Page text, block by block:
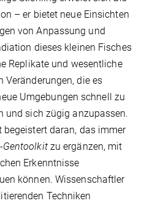
– er bietet neue Einsichten
von Anpassung und
dieses kleinen Fisches
Replikate und wesentliche
Veränderungen, die es
Umgebungen schnell zu
und sich zügig anzupassen.
begeistert daran, das immer
Gentoolkitzu ergänzen, mit
Erkenntnisse
können. Wissenschaftler
Techniken